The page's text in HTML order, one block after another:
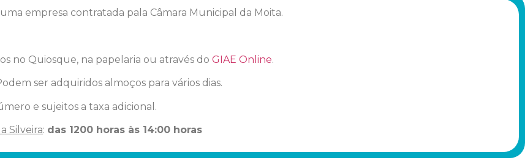
empresa contratada pala Câmara Municipal da Moita.
no Quiosque, na papelaria ou através do GIAE Online.
ser adquiridos almoços para vários dias.
e sujeitos a taxa adicional.
Silveira: das 1200 horas às 14:00 horas